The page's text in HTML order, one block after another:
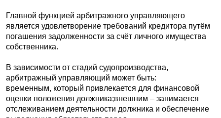
Главной функцией арбитражного управляющего
является удовлетворение требований кредитора путём
погашения задолженности за счёт личного имущества
собственника.
В зависимости от стадий судопроизводства,
арбитражный управляющий может быть:
временным, который привлекается для финансовой
оценки положения должника;внешним – занимается
отслеживанием деятельности должника и обеспечение